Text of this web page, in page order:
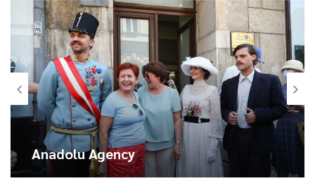
Anadolu Agency